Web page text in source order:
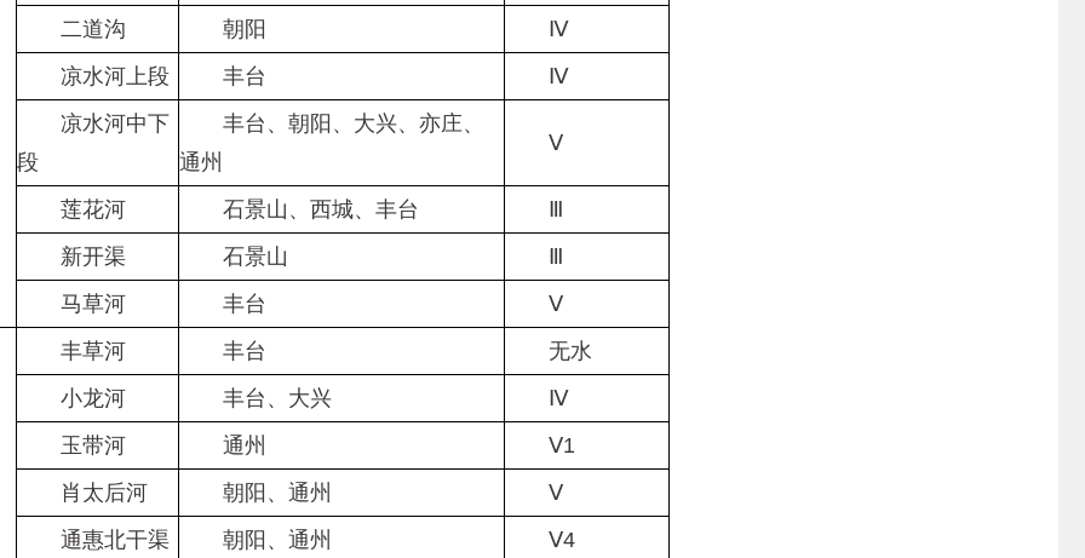
二道沟
朝阳
Ⅳ
凉水河上段
丰台
Ⅳ
凉水河中下
段
丰台、朝阳、大兴、亦庄、
通州
Ⅴ
莲花河 石景山、西城、丰台
新开渠
石景山
马草河
丰台 Ⅴ
丰草河 丰台
无水
小龙河
丰台、大兴
Ⅳ
玉带河
通州
Ⅴ1
肖太后河
朝阳、通州
Ⅴ
通惠北干渠
朝阳、通州
Ⅴ4